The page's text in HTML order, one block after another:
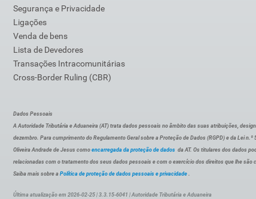
Segurança e Privacidade
Ligações
Venda de bens
Lista de Devedores
Transações Intracomunitárias
Cross-Border Ruling (CBR)
Dados Pessoais
A Autoridade Tributária e Aduaneira (AT) trata dados pessoais no âmbito das suas atribuições,
dezembro. Para cumprimento do Regulamento Geral sobre a Proteção de Dados (RGPD) e da Lei
Oliveira Andrade de Jesus como encarregada da proteção de dados da AT. Os titulares dos dados
relacionadas com o tratamento dos seus dados pessoais e com o exercício dos direitos que lhe são
Saiba mais sobre a Política de proteção de dados pessoais e privacidade .
Última atualização em 2026-02-25 | 3.3.15-6041 | Autoridade Tributária e Aduaneira